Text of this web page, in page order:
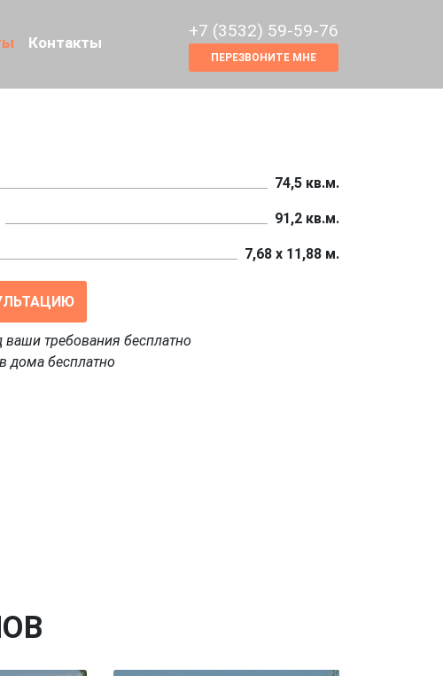
Контакты
+7 (3532) 59-59-76
ПЕРЕЗВОНИТЕ МНЕ
74,5 кв.м.
91,2 кв.м.
7,68 x 11,88 м.
требования бесплатно
дома бесплатно